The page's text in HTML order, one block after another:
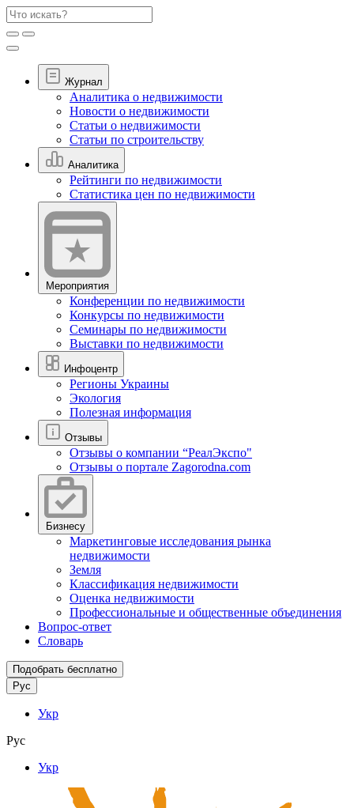
Журнал
Аналитика о недвижимости
Новости о недвижимости
Статьи о недвижимости
Статьи по строительству
Аналитика
Рейтинги по недвижимости
Статистика цен по недвижимости
Мероприятия
Конференции по недвижимости
Конкурсы по недвижимости
Семинары по недвижимости
Выставки по недвижимости
Инфоцентр
Регионы Украины
Экология
Полезная информация
Отзывы
Отзывы о компании “РеалЭкспо"
Отзывы о портале Zagorodna.com
Бизнесу
Маркетинговые исследования рынка
недвижимости
Земля
Классификация недвижимости
Оценка недвижимости
Профессиональные и общественные объединения
Вопрос-ответ
Словарь
Подобрать бесплатно
Рус
Укр
Рус
Укр